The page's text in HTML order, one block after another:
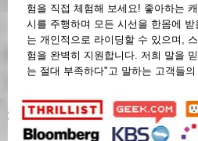
험을 직접 체험해 보세요! 좋아하는
시를 주행하며 모든 시선을 한몸에
는 개인적으로 라이딩할 수 있으며,
험을 완벽히 지원합니다. 저희 말을
는 절대 부족하다"고 말하는 고객들